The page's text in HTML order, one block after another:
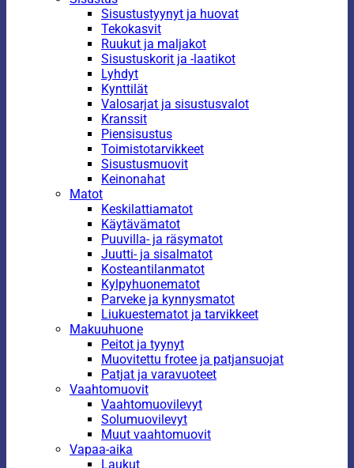
Sisustustyynyt ja huovat
Tekokasvit
Ruukut ja maljakot
Sisustuskorit ja -laatikot
Lyhdyt
Kynttilät
Valosarjat ja sisustusvalot
Kranssit
Piensisustus
Toimistotarvikkeet
Sisustusmuovit
Keinonahat
Matot
Keskilattiamatot
Käytävämatot
Puuvilla- ja räsymatot
Juutti- ja sisalmatot
Kosteantilanmatot
Kylpyhuonematot
Parveke ja kynnysmatot
Liukuestematot ja tarvikkeet
Makuuhuone
Peitot ja tyynyt
Muovitettu frotee ja patjansuojat
Patjat ja varavuoteet
Vaahtomuovit
Vaahtomuovilevyt
Solumuovilevyt
Muut vaahtomuovit
Vapaa-aika
Laukut